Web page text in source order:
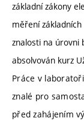
základní zákony
měření
znalosti na úrovni
absolvován kurz
Práce v
znalé pro
před zahájením